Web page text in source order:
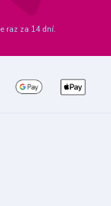
raz za 14 dní.